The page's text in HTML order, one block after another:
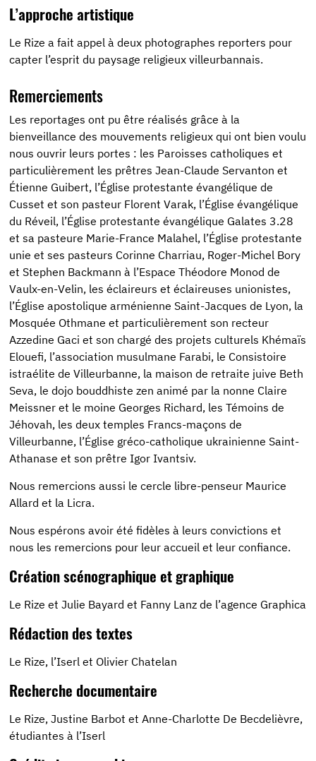
L’approche artistique
Le Rize a fait appel à deux photographes reporters pour
capter l’esprit du paysage religieux villeurbannais.
Remerciements
Les reportages ont pu être réalisés grâce à la
bienveillance des mouvements religieux qui ont bien voulu
nous ouvrir leurs portes : les Paroisses catholiques et
particulièrement les prêtres Jean-Claude Servanton et
Étienne Guibert, l’Église protestante évangélique de
Cusset et son pasteur Florent Varak, l’Église évangélique
du Réveil, l’Église protestante évangélique Galates 3.28
et sa pasteure Marie-France Malahel, l’Église protestante
unie et ses pasteurs Corinne Charriau, Roger-Michel Bory
et Stephen Backmann à l’Espace Théodore Monod de
Vaulx-en-Velin, les éclaireurs et éclaireuses unionistes,
l’Église apostolique arménienne Saint-Jacques de Lyon, la
Mosquée Othmane et particulièrement son recteur
Azzedine Gaci et son chargé des projets culturels Khémaïs
Elouefi, l’association musulmane Farabi, le Consistoire
istraélite de Villeurbanne, la maison de retraite juive Beth
Seva, le dojo bouddhiste zen animé par la nonne Claire
Meissner et le moine Georges Richard, les Témoins de
Jéhovah, les deux temples Francs-maçons de
Villeurbanne, l’Église gréco-catholique ukrainienne Saint-
Athanase et son prêtre Igor Ivantsiv.
Nous remercions aussi le cercle libre-penseur Maurice
Allard et la Licra.
Nous espérons avoir été fidèles à leurs convictions et
nous les remercions pour leur accueil et leur confiance.
Création scénographique et graphique
Le Rize et Julie Bayard et Fanny Lanz de l’agence Graphica
Rédaction des textes
Le Rize, l’Iserl et Olivier Chatelan
Recherche documentaire
Le Rize, Justine Barbot et Anne-Charlotte De Becdelièvre,
étudiantes à l’Iserl